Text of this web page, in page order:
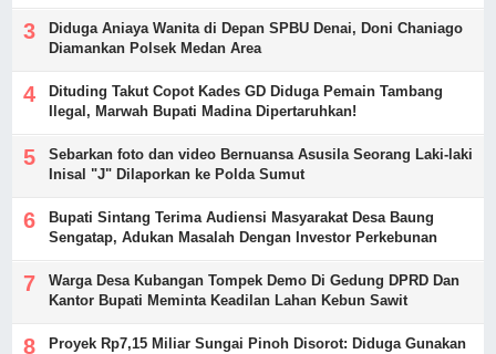
Diduga Aniaya Wanita di Depan SPBU Denai, Doni Chaniago
Diamankan Polsek Medan Area
Dituding Takut Copot Kades GD Diduga Pemain Tambang
Ilegal, Marwah Bupati Madina Dipertaruhkan!
Sebarkan foto dan video Bernuansa Asusila Seorang Laki-laki
Inisal "J" Dilaporkan ke Polda Sumut
Bupati Sintang Terima Audiensi Masyarakat Desa Baung
Sengatap, Adukan Masalah Dengan Investor Perkebunan
Warga Desa Kubangan Tompek Demo Di Gedung DPRD Dan
Kantor Bupati Meminta Keadilan Lahan Kebun Sawit
Proyek Rp7,15 Miliar Sungai Pinoh Disorot: Diduga Gunakan